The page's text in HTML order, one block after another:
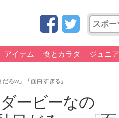
アイテム 食とカラダ ジュニア
ろw」「面白すぎる」
ービーなの